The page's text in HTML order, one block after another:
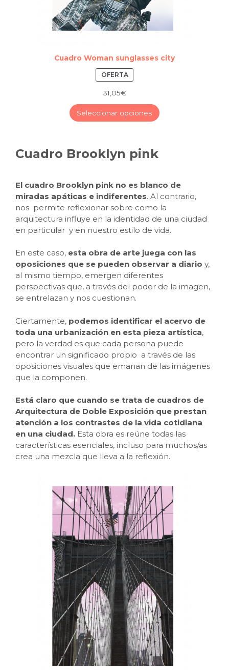
Cuadro Woman sunglasses city
OFERTAPRODUCTO
REBAJADO
31,05€
–
Seleccionar opciones
Cuadro Brooklyn pink
El cuadro Brooklyn pink no es blanco de
miradas apáticas e indiferentes. Al contrario,
nos permite reflexionar sobre como la
arquitectura influye en la identidad de una ciudad
en particular y en nuestro estilo de vida.
En este caso, esta obra de arte juega con las
oposiciones que se pueden observar a diario y,
al mismo tiempo, emergen diferentes
perspectivas que, a través del poder de la imagen,
se entrelazan y nos cuestionan.
Ciertamente, podemos identificar el acervo de
toda una urbanización en esta pieza artística,
pero la verdad es que cada persona puede
encontrar un significado propio a través de las
oposiciones visuales que emanan de las imágenes
que la componen.
Está claro que cuando se trata de cuadros de
Arquitectura de Doble Exposición que prestan
atención a los contrastes de la vida cotidiana
en una ciudad. Esta obra es reúne todas las
características esenciales, incluso para muchos/as
crea una mezcla que lleva a la reflexión.